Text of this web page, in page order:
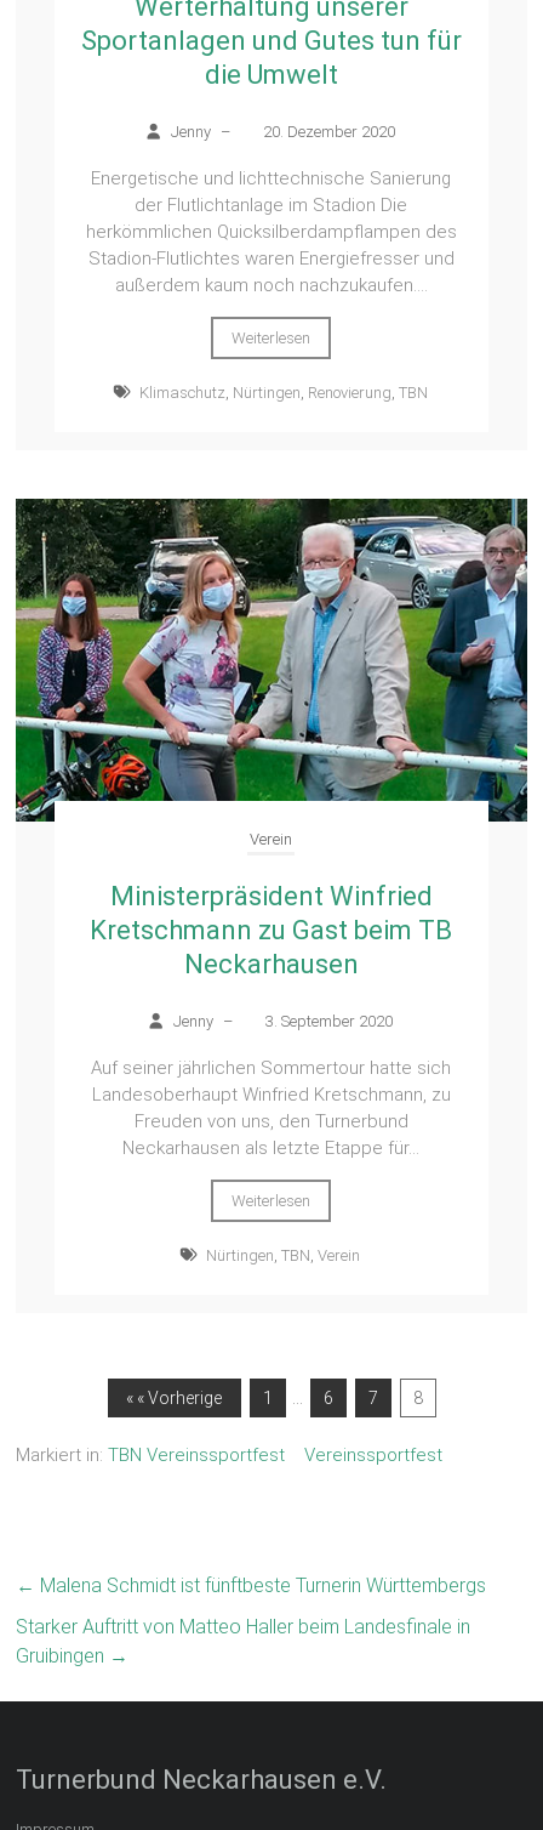
Werterhaltung unserer
Sportanlagen und Gutes tun für
die Umwelt
Jenny – 20. Dezember 2020
Energetische und lichttechnische Sanierung
der Flutlichtanlage im Stadion Die
herkömmlichen Quicksilberdampflampen des
Stadion-Flutlichtes waren Energiefresser und
außerdem kaum noch nachzukaufen....
Weiterlesen
Klimaschutz, Nürtingen, Renovierung, TBN
Verein
Ministerpräsident Winfried
Kretschmann zu Gast beim TB
Neckarhausen
Jenny – 3. September 2020
Auf seiner jährlichen Sommertour hatte sich
Landesoberhaupt Winfried Kretschmann, zu
Freuden von uns, den Turnerbund
Neckarhausen als letzte Etappe für...
Weiterlesen
Nürtingen,TBN,Verein
« « Vorherige 1 … 6 7 8
Markiert in:TBN Vereinssportfest Vereinssportfest
← Malena Schmidt ist fünftbeste Turnerin Württembergs
Starker Auftritt von Matteo Haller beim Landesfinale in
Gruibingen →
Turnerbund Neckarhausen e.V.